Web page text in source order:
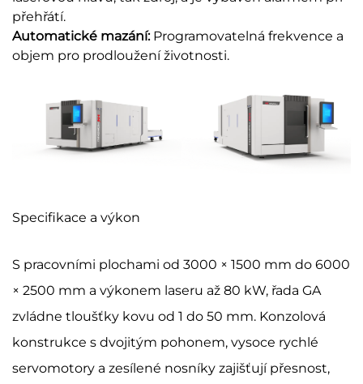
přehřátí.
Automatické mazání: Programovatelná frekvence a
objem pro prodloužení životnosti.
Specifikace a výkon
S pracovními plochami od 3000 × 1500 mm do 6000
× 2500 mm a výkonem laseru až 80 kW, řada GA
zvládne tloušťky kovu od 1 do 50 mm. Konzolová
konstrukce s dvojitým pohonem, vysoce rychlé
servomotory a zesílené nosníky zajišťují přesnost,